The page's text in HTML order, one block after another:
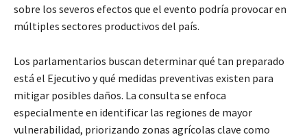
sobre los severos efectos que el evento podría provocar en
múltiples sectores productivos del país.
Los parlamentarios buscan determinar qué tan preparado
está el Ejecutivo y qué medidas preventivas existen para
mitigar posibles daños. La consulta se enfoca
especialmente en identificar las regiones de mayor
vulnerabilidad, priorizando zonas agrícolas clave como